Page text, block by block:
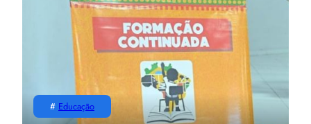
# Educação